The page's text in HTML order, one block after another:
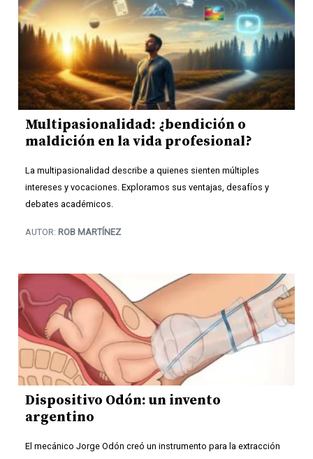
Multipasionalidad: ¿bendición o
maldición en la vida profesional?
La multipasionalidad describe a quienes sienten múltiples
intereses y vocaciones. Exploramos sus ventajas, desafíos y
debates académicos.
AUTOR: ROB MARTÍNEZ
Dispositivo Odón: un invento
argentino
El mecánico Jorge Odón creó un instrumento para la extracción